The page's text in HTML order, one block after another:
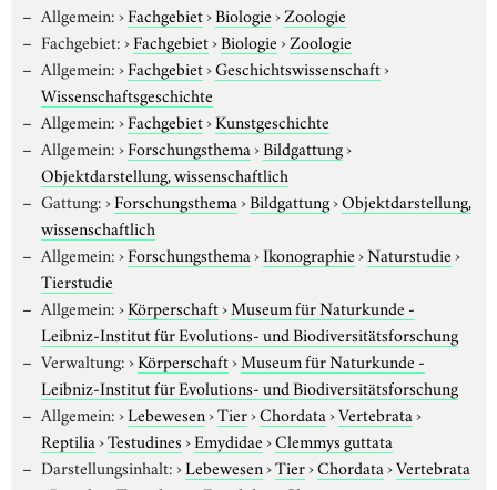
Allgemein:›Fachgebiet›Biologie›Zoologie
Fachgebiet:›Fachgebiet›Biologie›Zoologie
Allgemein:›Fachgebiet›Geschichtswissenschaft›
Wissenschaftsgeschichte
Allgemein:›Fachgebiet›Kunstgeschichte
Allgemein:›Forschungsthema›Bildgattung›
Objektdarstellung, wissenschaftlich
Gattung:›Forschungsthema›Bildgattung›Objektdarstellung,
wissenschaftlich
Allgemein:›Forschungsthema›Ikonographie›Naturstudie›
Tierstudie
Allgemein:›Körperschaft›Museum für Naturkunde -
Leibniz-Institut für Evolutions- und Biodiversitätsforschung
Verwaltung:›Körperschaft›Museum für Naturkunde -
Leibniz-Institut für Evolutions- und Biodiversitätsforschung
Allgemein:›Lebewesen›Tier›Chordata›Vertebrata›
Reptilia›Testudines›Emydidae›Clemmys guttata
Darstellungsinhalt:›Lebewesen›Tier›Chordata›Vertebrata